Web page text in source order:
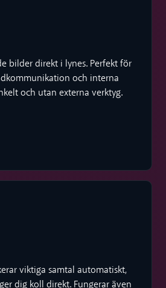
bilder direkt i lynes. Perfekt för
och interna
och utan externa verktyg.
viktiga samtal automatiskt,
dig koll direkt. Fungerar även